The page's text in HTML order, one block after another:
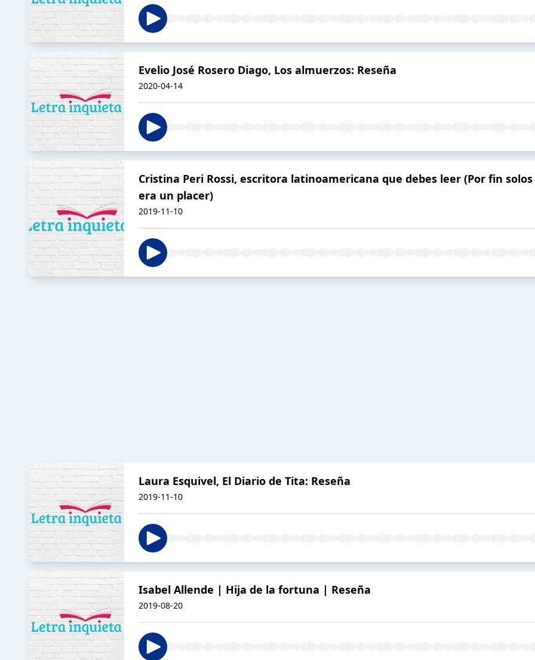
Evelio José Rosero Diago, Los almuerzos: Reseña
2020-04-14
Cristina Peri Rossi, escritora latinoamericana que debes leer (Por fin
era un placer)
2019-11-10
Laura Esquivel, El Diario de Tita: Reseña
2019-11-10
Isabel Allende | Hija de la fortuna | Reseña
2019-08-20